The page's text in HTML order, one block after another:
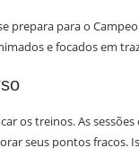
prepara para o
e focados em
os treinos. As
seus pontos fracos.